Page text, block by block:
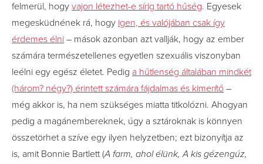
felmerül, hogy vajon létezhet-e sírig tartó hűség. Egyesek
megesküdnének rá, hogy igen, és valójában csak így
érdemes élni – mások azonban azt vallják, hogy az ember
számára természetellenes egyetlen szexuális viszonyban
leélni egy egész életet. Pedig a hűtlenség általában mindkét
(három? négy?) érintett számára fájdalmas és kimerítő –
még akkor is, ha nem szükséges miatta titkolózni. Ahogyan
pedig a magánembereknek, úgy a sztároknak is könnyen
összetörhet a szíve egy ilyen helyzetben; ezt bizonyítja az
is, amit Bonnie Bartlett (A farm, ahol élünk,A kis gézengúz,